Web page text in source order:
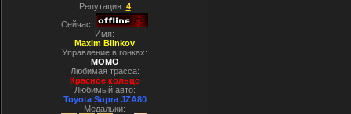
Репутация: 4
Сейчас:
Имя:
Maxim Blinkov
Управление в гонках:
MOMO
Любимая трасса:
Красное кольцо
Любимый авто:
Toyota Supra JZA80
Медальки: